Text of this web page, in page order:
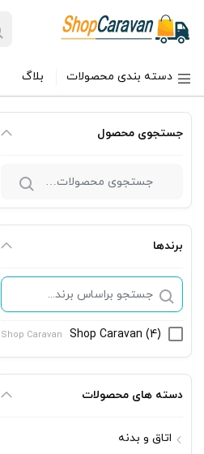
دسته بندی محصولات بلاگ
جستجوی محصول
برندها
Shop Caravan (4)
Shop Caravan
دسته های محصولات
اتاق و بدنه